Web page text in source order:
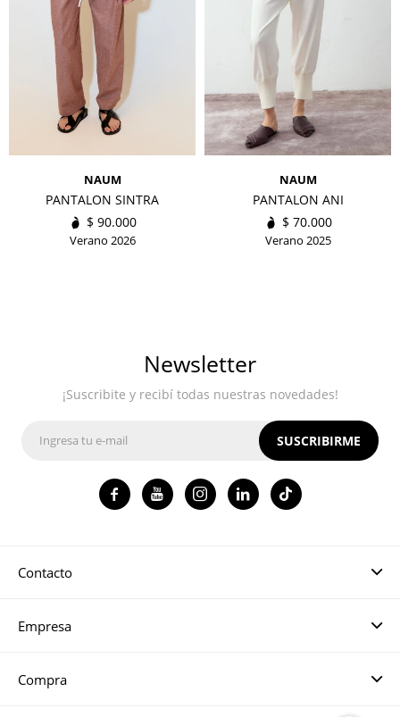
NAUM
PANTALON SINTRA
$ 90.000
Verano 2026
NAUM
PANTALON ANI
$ 70.000
Verano 2025
Contacto
Empresa
Compra
Newsletter
¡Suscribite y recibí todas nuestras novedades!
SUSCRIBIRME
   